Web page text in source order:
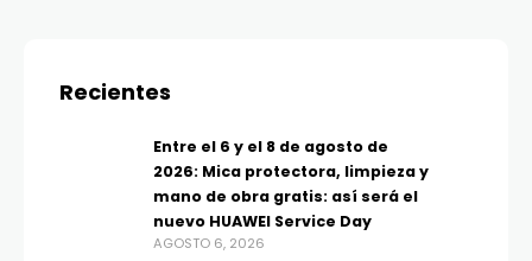
Recientes
Entre el 6 y el 8 de agosto de
2026: Mica protectora, limpieza y
mano de obra gratis: así será el
nuevo HUAWEI Service Day
AGOSTO 6, 2026